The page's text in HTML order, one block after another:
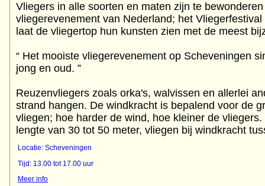
Vliegers in alle soorten en maten zijn te
vliegerevenement van Nederland; het
laat de vliegertop hun kunsten zien met de meest
“ Het mooiste vliegerevenement op Scheveningen
jong en oud. ”
Reuzenvliegers zoals orka's, walvissen en allerlei
strand hangen. De windkracht is bepalend voor de
vliegen; hoe harder de wind, hoe kleiner de
lengte van 30 tot 50 meter, vliegen bij windkracht
Locatie: Scheveningen
Tijd: 13.00 tot 17.00 uur
Meer info